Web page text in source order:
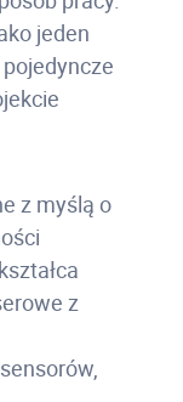
jeden
z myślą o
z